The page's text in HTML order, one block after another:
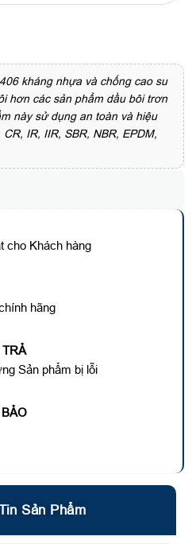
kháng nhựa và chống cao su
hơn các sản phẩm dầu bôi trơn
này sử dụng an toàn và hiệu
IR, IIR, SBR, NBR, EPDM,
cho Khách hàng
hãng
Sản phẩm bị lỗi
Sản Phẩm